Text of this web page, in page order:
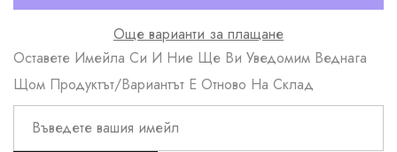
Още варианти за плащане
Оставете Имейла Си И Ние Ще Ви Уведомим Веднага
Щом Продуктът/вариантът Е Отново На Склад